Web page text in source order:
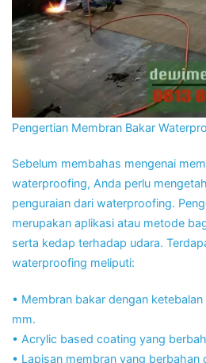
Pengertian Membran Bakar
Sebelum membahas mengenai
waterproofing, Anda perlu
penguraian dari waterproofing.
merupakan aplikasi atau metode
serta kedap terhadap udara.
waterproofing meliputi:
• Membran bakar dengan
mm.
• Acrylic based coating yang
• Lapisan membran yang berbahan